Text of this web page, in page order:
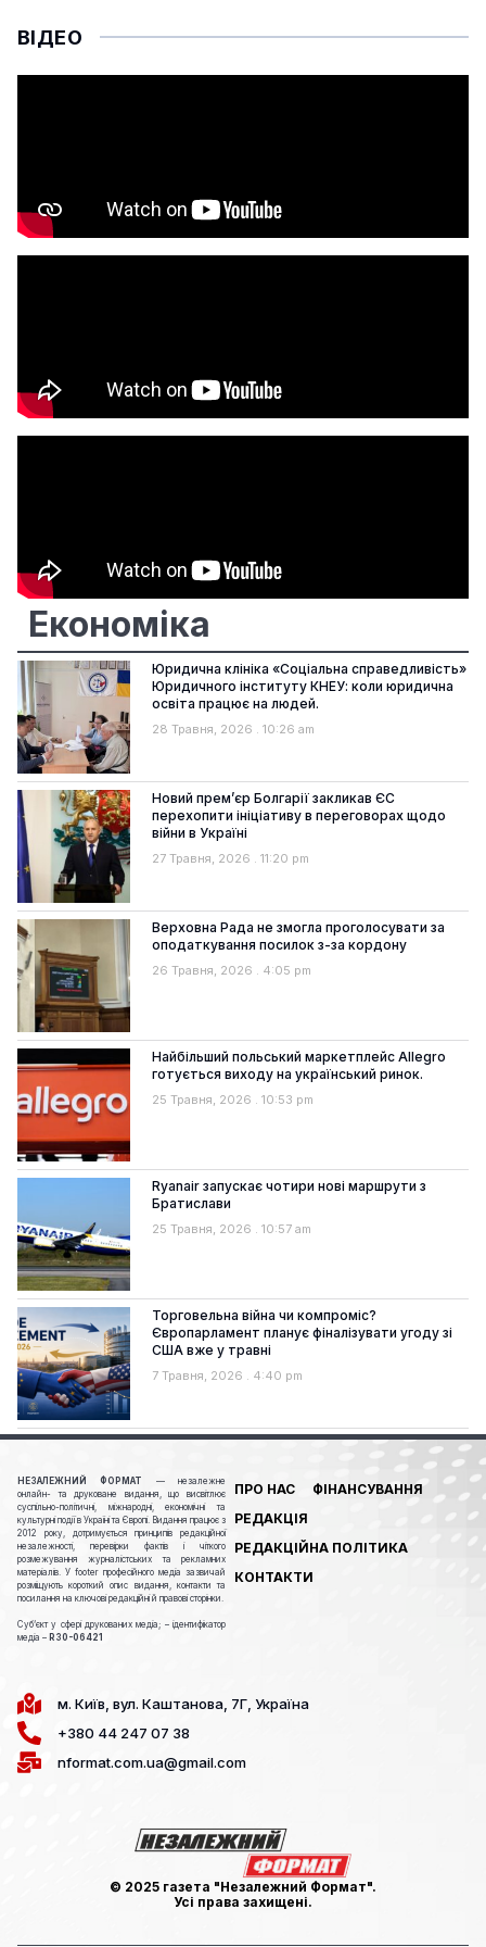
ВІДЕО
Економіка
Юридична клініка «Соціальна справедливість»
Юридичного інституту КНЕУ: коли юридична
освіта працює на людей.
28 Травня, 2026 10:26 am
Новий прем’єр Болгарії закликав ЄС
перехопити ініціативу в переговорах щодо
війни в Україні
27 Травня, 2026 11:20 pm
Верховна Рада не змогла проголосувати за
оподаткування посилок з-за кордону
26 Травня, 2026 4:05 pm
Найбільший польський маркетплейс Allegro
готується виходу на український ринок.
25 Травня, 2026 10:53 pm
Ryanair запускає чотири нові маршрути з
Братислави
25 Травня, 2026 10:57 am
Торговельна війна чи компроміс?
Європарламент планує фіналізувати угоду зі
США вже у травні
7 Травня, 2026 4:40 pm
НЕЗАЛЕЖНИЙ ФОРМАТ
— незалежне
онлайн- та друковане видання, що висвітлює
суспільно-політичні, міжнародні, економічні та
культурні події в Україні та Європі. Видання працює з
2012 року, дотримується принципів редакційної
незалежності, перевірки фактів і чіткого
розмежування журналістських та рекламних
матеріалів. У footer професійного медіа зазвичай
розміщують короткий опис видання, контакти та
посилання на ключові редакційні й правові сторінки.
Cуб’єкт у сфері друкованих медіа; – ідентифікатор
медіа – R30-06421
ПРО НАС
ФІНАНСУВАННЯ
РЕДАКЦІЯ
РЕДАКЦІЙНА ПОЛІТИКА
КОНТАКТИ
м. Київ, вул. Каштанова, 7Г, Україна
+380 44 247 07 38
nformat.com.ua@gmail.com
© 2025 газета "Незалежний Формат".
Усі права захищені.